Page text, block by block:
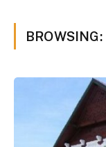
BROWSING: